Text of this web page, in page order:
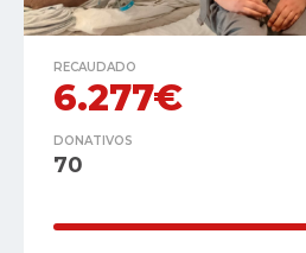
RECAUDADO
6.277€
DONATIVOS
70